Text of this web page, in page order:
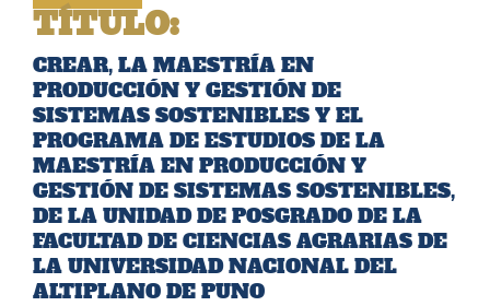
TÍTULO:
CREAR, LA MAESTRÍA EN
PRODUCCIÓN Y GESTIÓN DE
SISTEMAS SOSTENIBLES Y EL
PROGRAMA DE ESTUDIOS DE LA
MAESTRÍA EN PRODUCCIÓN Y
GESTIÓN DE SISTEMAS SOSTENIBLES,
DE LA UNIDAD DE POSGRADO DE LA
FACULTAD DE CIENCIAS AGRARIAS DE
LA UNIVERSIDAD NACIONAL DEL
ALTIPLANO DE PUNO